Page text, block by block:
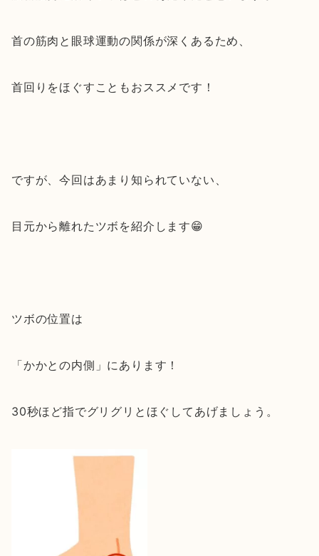
首の筋肉と眼球運動の関係が深くあるため、
首回りをほぐすこともおススメです！
ですが、今回はあまり知られていない、
目元から離れたツボを紹介します😁
ツボの位置は
「かかとの内側」にあります！
30秒ほど指でグリグリとほぐしてあげましょう。